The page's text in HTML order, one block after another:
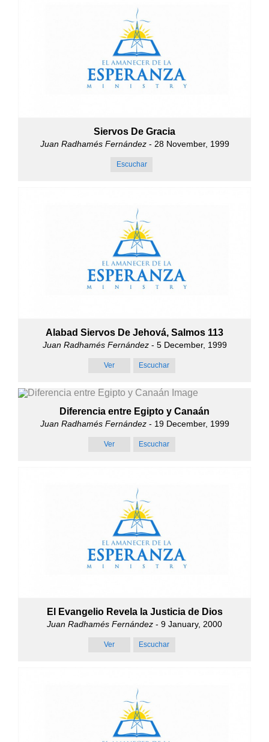
Siervos De Gracia
Juan Radhamés Fernández- 28 November, 1999
Escuchar
Alabad Siervos De Jehová, Salmos 113
Juan Radhamés Fernández- 5 December, 1999
Ver Escuchar
Diferencia entre Egipto y Canaán
Juan Radhamés Fernández- 19 December, 1999
Ver Escuchar
El Evangelio Revela la Justicia de Dios
Juan Radhamés Fernández - 9 January, 2000
Ver Escuchar